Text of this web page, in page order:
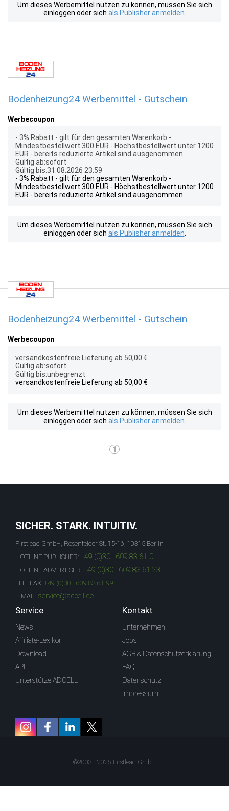
Um dieses Werbemittel nutzen zu können, müssen Sie sich
einloggen oder sich als Publisher anmelden
Bodenheizung24 Werbemittel - Gutschein
Werbecoupon
- 3% Rabatt - gilt für den gesamten Warenkorb -
Mindestbestellwert 300 EUR - Höchstbestellwert unter 1200
EUR - bereits reduzierte Artikel sind ausgenommen
Gültig ab:sofort
Gültig bis:31.08.2026 23:59
- 3% Rabatt - gilt für den gesamten Warenkorb -
Mindestbestellwert 300 EUR - Höchstbestellwert unter 1200
EUR - bereits reduzierte Artikel sind ausgenommen
Um dieses Werbemittel nutzen zu können, müssen Sie sich
einloggen oder sich als Publisher anmelden
Bodenheizung24 Werbemittel - Gutschein
Werbecoupon
versandkostenfreie Lieferung ab 50,00 €
Gültig ab:sofort
Gültig bis:unbegrenzt
versandkostenfreie Lieferung ab 50,00 €
Um dieses Werbemittel nutzen zu können, müssen Sie sich
einloggen oder sich als Publisher anmelden
1
SICHER. STARK. INTUITIV.
Firstlead GmbH, Rosenfelder St. 15-16, 10315 Berlin
HOTLINE PUBLISHER: +49 (0)30 - 609 83 61-0
HOTLINE ADVERTISER: +49 (0)30 - 609 83 61-23
TELEFAX: +49 (0)30 - 609 83 61-99
E-MAIL: service@adcell.de
Service
News
Affiliate-Lexikon
Download
API
Unterstütze ADCELL
Kontakt
Unternehmen
Jobs
AGB & Datenschutzerklärung
FAQ
Datenschutz
Impressum
©2003 - 2026 Firstlead GmbH